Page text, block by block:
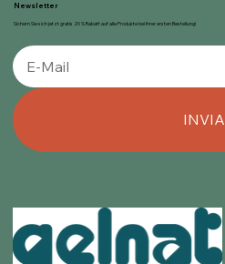
Newsletter
Sichern Sie sich jetzt gratis 20 % Rabatt auf alle Produkte bei Ihrer ersten Bestellung!
INVIA